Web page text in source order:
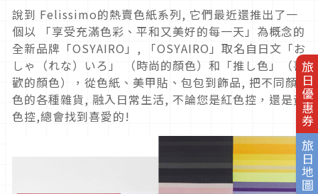
旅日優惠券
旅日地圖
說到 Felissimo的熱賣色紙系列, 它們最近還推出了一
個以 「享受充滿色彩、平和又美好的每一天」為概念的
全新品牌「OSYAIRO」, 「OSYAIRO」取名自日文「お
しゃ（れな）いろ」 （時尚的顏色）和「推し色」（喜
歡的顏色），從色紙、美甲貼、包包到飾品, 把不同顏
色的各種雜貨, 融入日常生活, 不論您是紅色控，還是黃
色控,總會找到喜愛的!